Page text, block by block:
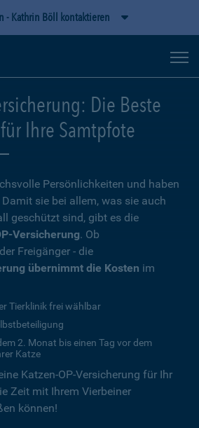
- Kathrin Böll kontaktieren
Die Beste
Ihre Samtpfote
Persönlichkeiten und haben
sie bei allem, was sie auch
geschützt sind, gibt es die
Versicherung. Ob
Freigänger - die
übernimmt die Kosten im
Tierklinik frei wählbar
2. Monat bis einen Tag vor dem
Katze
Katzen-OP-Versicherung für Ihr
Zeit mit Ihrem Vierbeiner
können!